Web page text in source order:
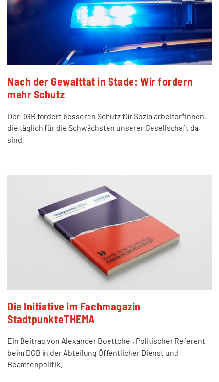
Nach der Gewalttat in Stade: Wir fordern
mehr Schutz
Der DGB fordert besseren Schutz für Sozialarbeiter*innen,
die täglich für die Schwächsten unserer Gesellschaft da
sind.
Die Initiative im Fachmagazin
StadtpunkteTHEMA
Ein Beitrag von Alexander Boettcher, Politischer Referent
beim DGB in der Abteilung Öffentlicher Dienst und
Beamtenpolitik.